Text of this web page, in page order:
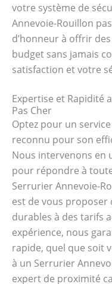
votre système de
Annevoie-Rouillon
d’honneur à offrir
budget sans jamais
satisfaction et votre
Expertise et Rapidité
Pas Cher
Optez pour un
reconnu pour son
Nous intervenons en
pour répondre à
Serrurier Annevoie-
est de vous proposer
durables à des tarifs
expérience, nous
rapide, quel que soit
à un Serrurier
expert de proximité